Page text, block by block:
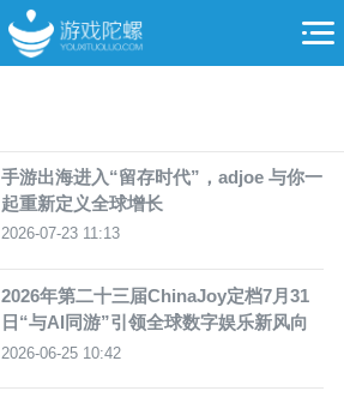
手游出海进入“留存时代”，adjoe 与你一
起重新定义全球增长
2026-07-23 11:13
2026年第二十三届ChinaJoy定档7月31
日“与AI同游”引领全球数字娱乐新风向
2026-06-25 10:42